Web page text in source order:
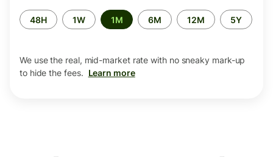
Time
period
48H 1W 1M 6M 12M 5Y
We use the real, mid-market rate with no sneaky mark-up
to hide the fees. Learn more